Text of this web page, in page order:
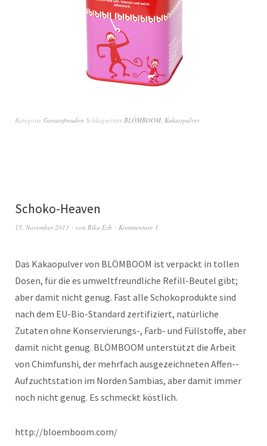
Kategorie Genussfreuden Schlagwörter BLÖMBOOM Kakaopulver
Schoko-Heaven
15. November 2013 von Rika Erb Kommentare 1
Das Kakaopulver von BLÖMBOOM ist verpackt in tollen
Dosen, für die es umweltfreundliche Refill-Beutel gibt;
aber damit nicht genug. Fast alle Schokoprodukte sind
nach dem EU-Bio-Standard zertifiziert, natürliche
Zutaten ohne Konservierungs-, Farb- und Füllstoffe, aber
damit nicht genug. BLÖMBOOM unterstützt die Arbeit
von Chimfunshi, der mehrfach ausgezeichneten Affen-­
Aufzuchtstation im Norden Sambias, aber damit immer
noch nicht genug. Es schmeckt köstlich.
http://bloemboom.com/